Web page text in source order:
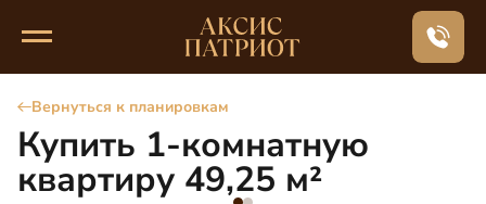
Вернуться к планировкам
Купить 1-комнатную
квартиру 49,25 м²